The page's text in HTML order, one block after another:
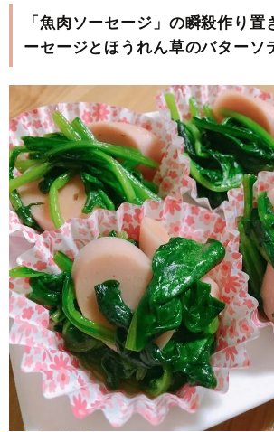
「魚肉ソーセージ」の瞬殺作り
ーセージとほうれん草のバターソ